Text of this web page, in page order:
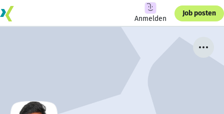
Anmelden
Job posten